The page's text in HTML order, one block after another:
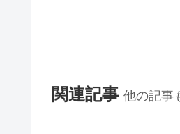
関連記事 他の記事